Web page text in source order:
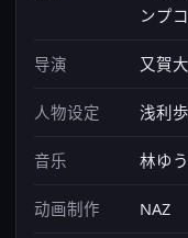
ンプ
导演 又賀
人物设定 浅利
音乐 林ゆ
动画制作 NAZ